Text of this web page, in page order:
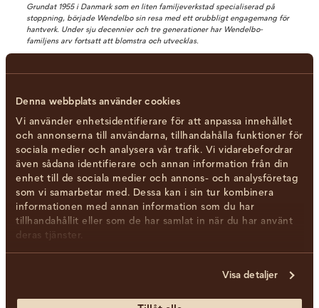
Denna webbplats använder cookies
Vi använder enhetsidentifierare för att anpassa innehållet
och annonserna till användarna, tillhandahålla funktioner för
sociala medier och analysera vår trafik. Vi vidarebefordrar
även sådana identifierare och annan information från din
enhet till de sociala medier och annons- och analysföretag
som vi samarbetar med. Dessa kan i sin tur kombinera
informationen med annan information som du har
tillhandahållit eller som de har samlat in när du har använt
deras tjänster.
Visa detaljer
Grundat 1955 i Danmark som en liten familjeverkstad specialiserad på
stoppning, började Wendelbo sin resa med ett orubbligt engagemang för
hantverk. Under sju decennier och tre generationer har Wendelbo-
familjens arv fortsatt att blomstra och utvecklas.